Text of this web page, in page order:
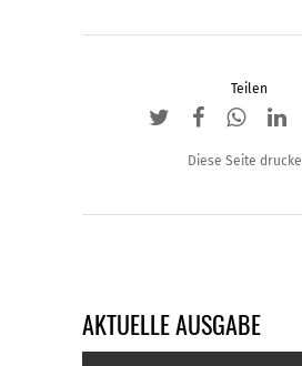
Teilen
Diese Seite
AKTUELLE AUSGABE